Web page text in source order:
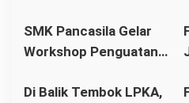
Bawat Keuskupan
Agung Pontianak,
Berdiri
SMK Pancasila Gelar
Workshop Penguatan
Standar Nasional
Di Balik Tembok LPKA,